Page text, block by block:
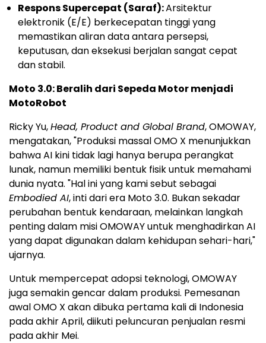
Respons Supercepat (Saraf):Arsitektur
elektronik (E/E) berkecepatan tinggi yang
memastikan aliran data antara persepsi,
keputusan, dan eksekusi berjalan sangat cepat
dan stabil.
Moto 3.0: Beralih dari Sepeda Motor menjadi
MotoRobot
Ricky Yu,Head, Product and Global Brand, OMOWAY,
mengatakan, "Produksi massal OMO X menunjukkan
bahwa AI kini tidak lagi hanya berupa perangkat
lunak, namun memiliki bentuk fisik untuk memahami
dunia nyata. "Hal ini yang kami sebut sebagai
Embodied AI, inti dari era Moto 3.0. Bukan sekadar
perubahan bentuk kendaraan, melainkan langkah
penting dalam misi OMOWAY untuk menghadirkan AI
yang dapat digunakan dalam kehidupan sehari-hari,"
ujarnya.
Untuk mempercepat adopsi teknologi, OMOWAY
juga semakin gencar dalam produksi. Pemesanan
awal OMO X akan dibuka pertama kali di Indonesia
pada akhir April, diikuti peluncuran penjualan resmi
pada akhir Mei.